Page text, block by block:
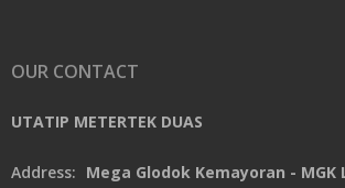
OUR CONTACT
UTATIP METERTEK DUAS
Address: Mega Glodok Kemayoran - MGK